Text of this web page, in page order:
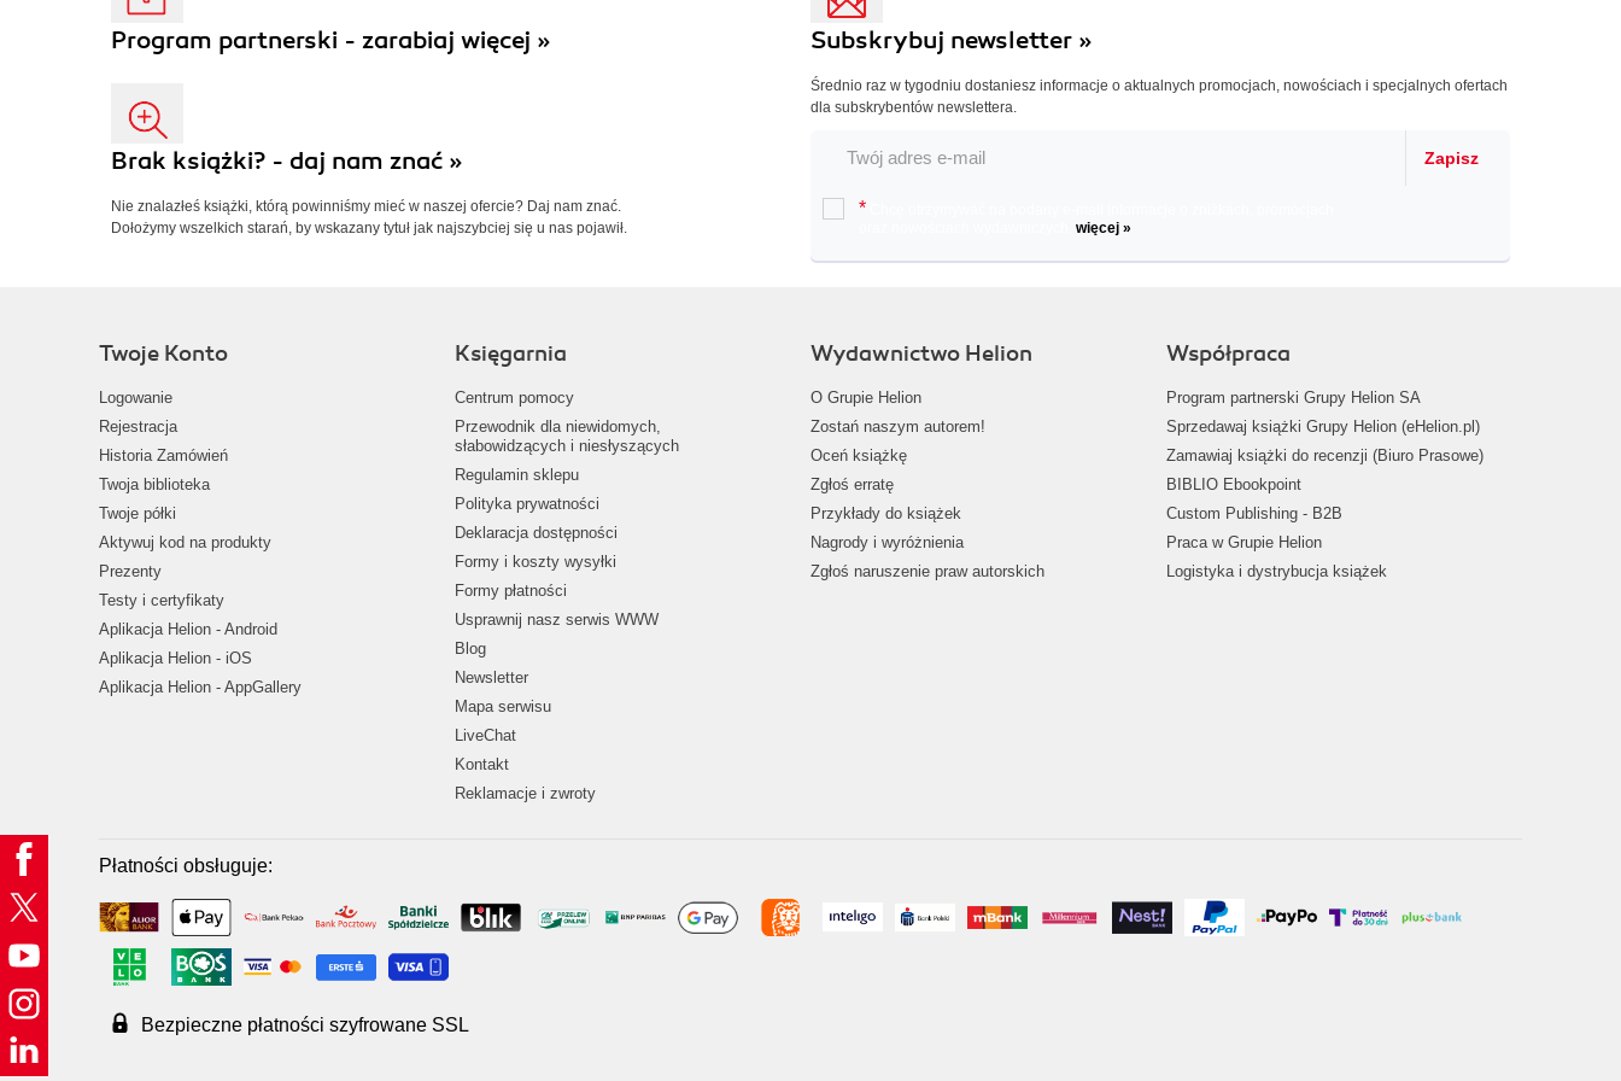
Program partnerski - zarabiaj więcej »
Brak książki? - daj nam znać »
Nie znalazłeś książki, którą powinniśmy mieć w naszej ofercie? Daj nam znać.
Dołożymy wszelkich starań, by wskazany tytuł jak najszybciej się u nas pojawił.
Subskrybuj newsletter »
Średnio raz w tygodniu dostaniesz informacje o aktualnych promocjach, nowościach i specjalnych ofertach
dla subskrybentów newslettera.
Zapisz
*
więcej »
Twoje Konto
Logowanie
Rejestracja
Historia Zamówień
Twoja biblioteka
Twoje półki
Aktywuj kod na produkty
Prezenty
Testy i certyfikaty
Aplikacja Helion - Android
Aplikacja Helion - iOS
Aplikacja Helion - AppGallery
Księgarnia
Centrum pomocy
Przewodnik dla niewidomych,
słabowidzących i niesłyszących
Regulamin sklepu
Polityka prywatności
Deklaracja dostępności
Formy i koszty wysyłki
Formy płatności
Usprawnij nasz serwis WWW
Blog
Newsletter
Mapa serwisu
LiveChat
Kontakt
Reklamacje i zwroty
Wydawnictwo Helion
O Grupie Helion
Zostań naszym autorem!
Oceń książkę
Zgłoś erratę
Przykłady do książek
Nagrody i wyróżnienia
Zgłoś naruszenie praw autorskich
Współpraca
Program partnerski Grupy Helion SA
Sprzedawaj książki Grupy Helion (eHelion.pl)
Zamawiaj książki do recenzji (Biuro Prasowe)
BIBLIO Ebookpoint
Custom Publishing - B2B
Praca w Grupie Helion
Logistyka i dystrybucja książek
Płatności obsługuje:
Bezpieczne płatności szyfrowane SSL